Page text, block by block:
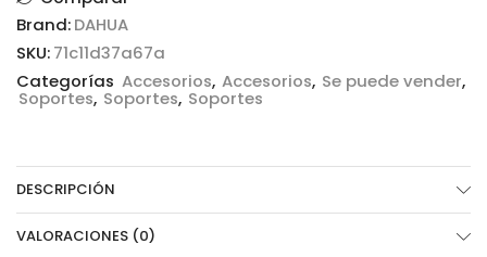
Brand:DAHUA
SKU:71c11d37a67a
Categorías Accesorios, Accesorios, Se puede vender,
Soportes, Soportes, Soportes
DESCRIPCIÓN
VALORACIONES (0)